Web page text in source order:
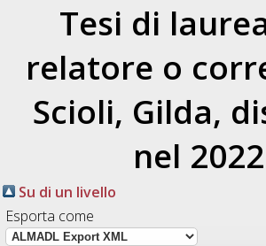
Tesi di
relatore o
Scioli, Gilda,
nel 2022
Su di un livello
Esporta come